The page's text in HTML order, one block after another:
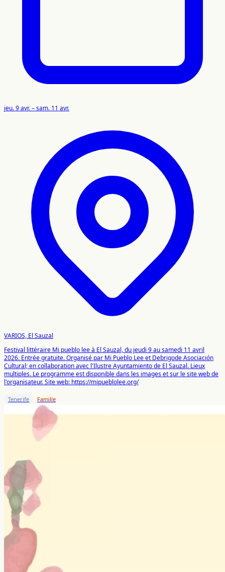
jeu. 9 avr. – sam. 11 avr.
VARIOS, El Sauzal
Festival littéraire Mi pueblo lee à El Sauzal, du jeudi 9 au samedi 11 avril
2026. Entrée gratuite. Organisé par Mi Pueblo Lee et Debrigode Asociación
Cultural; en collaboration avec l'Ilustre Ayuntamiento de El Sauzal. Lieux
multiples. Le programme est disponible dans les images et sur le site web de
l'organisateur. Site web: https://mipueblolee.org/
Tenerife Famille